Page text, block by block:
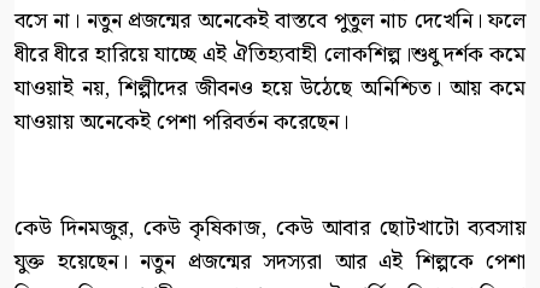
বসে না। নতুন প্রজন্মের অনেকেই বাস্তবে পুতুল নাচ দেখেনি। ফলে
ধীরে ধীরে হারিয়ে যাচ্ছে এই ঐতিহ্যবাহী লোকশিল্প।শুধু দর্শক কমে
যাওয়াই নয়, শিল্পীদের জীবনও হয়ে উঠেছে অনিশ্চিত। আয় কমে
যাওয়ায় অনেকেই পেশা পরিবর্তন করেছেন।
কেউ দিনমজুর, কেউ কৃষিকাজ, কেউ আবার ছোটখাটো ব্যবসায়
যুক্ত হয়েছেন। নতুন প্রজন্মের সদস্যরা আর এই শিল্পকে পেশা